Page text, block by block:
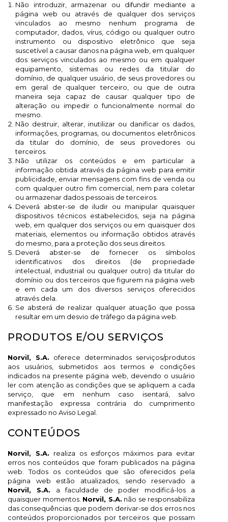
Não introduzir, armazenar ou difundir mediante a
página web ou através de qualquer dos serviços
vinculados ao mesmo nenhum programa de
computador, dados, vírus, código ou qualquer outro
instrumento ou dispositivo eletrônico que seja
suscetível a causar danos na página web, em qualquer
dos serviços vinculados ao mesmo ou em qualquer
equipamento, sistemas ou redes da titular do
domínio, de qualquer usuário, de seus provedores ou
em geral de qualquer terceiro, ou que de outra
maneira seja capaz de causar qualquer tipo de
alteração ou impedir o funcionalmente normal do
mesmo.
Não destruir, alterar, inutilizar ou danificar os dados,
informações, programas, ou documentos eletrônicos
da titular do domínio, de seus provedores ou
terceiros.
Não utilizar os conteúdos e em particular a
informação obtida através da página web para emitir
publicidade, enviar mensagens com fins de venda ou
com qualquer outro fim comercial, nem para coletar
ou armazenar dados pessoais de terceiros.
Deverá abster-se de iludir ou manipular quaisquer
dispositivos técnicos estabelecidos, seja na página
web, em qualquer dos serviços ou em quaisquer dos
materiais, elementos ou informação obtidos através
do mesmo, para a proteção dos seus direitos.
Deverá abster-se de fornecer os símbolos
identificativos dos direitos (de propriedade
intelectual, industrial ou qualquer outro) da titular do
domínio ou dos terceiros que figurem na página web
e em cada um dos diversos serviços oferecidos
através dela.
Se absterá de realizar qualquer atuação que possa
resultar em um desvio de tráfego da página web.
PRODUTOS E/OU SERVIÇOS
Norvil, S.A. oferece determinados serviços/produtos
aos usuários, submetidos aos termos e condições
indicados na presente página web, devendo o usuário
ler com atenção as condições que se apliquem a cada
serviço, que em nenhum caso isentará, salvo
manifestação expressa contrária do cumprimento
expressado no Aviso Legal.
CONTEÚDOS
Norvil, S.A. realiza os esforços máximos para evitar
erros nos conteúdos que foram publicados na página
web. Todos os conteúdos que são oferecidos pela
página web estão atualizados, sendo reservado a
Norvil, S.A. a faculdade de poder modificá-los a
quaisquer momentos. Norvil, S.A. não se responsabiliza
das consequências que podem derivar-se dos erros nos
conteúdos proporcionados por terceiros que possam